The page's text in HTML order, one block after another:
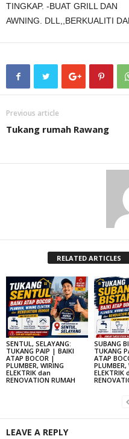
TINGKAP. -BUAT GRILL DAN
AWNING. DLL,,BERKUALITI
Previous article
Tukang rumah Rawang
RELATED ARTICLES
SENTUL, SELAYANG:
TUKANG PAIP | BAIKI
ATAP BOCOR |
PLUMBER, WIRING
ELEKTRIK dan
RENOVATION RUMAH
SUBANG
TUKANG
ATAP
PLUMBER,
ELEKTRIK
LEAVE A REPLY